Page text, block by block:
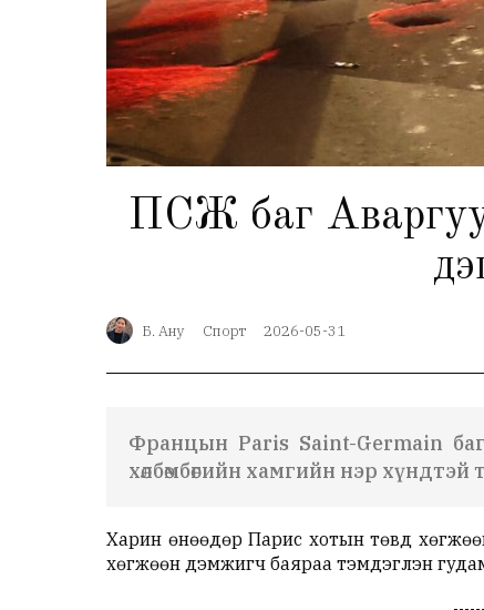
ПСЖ баг
Б. Ану Спорт 2026-05-31
Францын Paris Saint-Germain баг
хөлбөмбөгийн хамгийн нэр
Харин өнөөдөр Парис хотын төвд
хөгжөөн дэмжигч баяраа тэмдэглэн